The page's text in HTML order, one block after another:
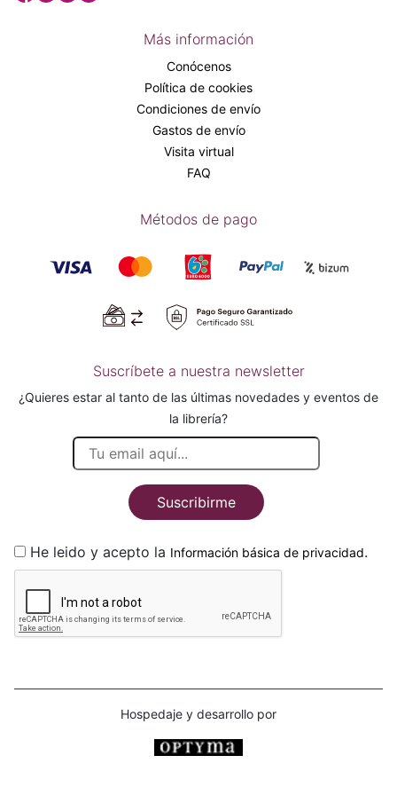
Más información
Conócenos
Política de cookies
Condiciones de envío
Gastos de envío
Visita virtual
FAQ
Métodos de pago
Suscríbete a nuestra newsletter
¿Quieres estar al tanto de las últimas novedades y eventos de
la librería?
Suscribirme
He leido y acepto la Información básica de privacidad.
Hospedaje y desarrollo por